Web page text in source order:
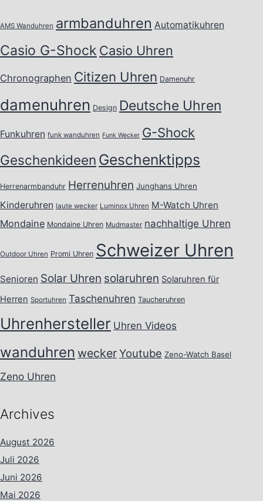
AMS Wanduhren armbanduhren Automatikuhren
Casio G-Shock Casio Uhren
Chronographen Citizen Uhren Damenuhr
damenuhren Design Deutsche Uhren
Funkuhren funk wanduhren Funk Wecker G-Shock
Geschenkideen Geschenktipps
Herrenarmbanduhr Herrenuhren Junghans Uhren
Kinderuhren laute wecker Luminox Uhren M-Watch Uhren
Mondaine Mondaine Uhren Mudmaster nachhaltige Uhren
Outdoor Uhren Promi Uhren Schweizer Uhren
Senioren Solar Uhren solaruhren Solaruhren für
Herren Sportuhren Taschenuhren Taucheruhren
Uhrenhersteller Uhren Videos
wanduhren weckerYoutube Zeno-Watch Basel
Zeno Uhren
Archives
August 2026
Juli 2026
Juni 2026
Mai 2026